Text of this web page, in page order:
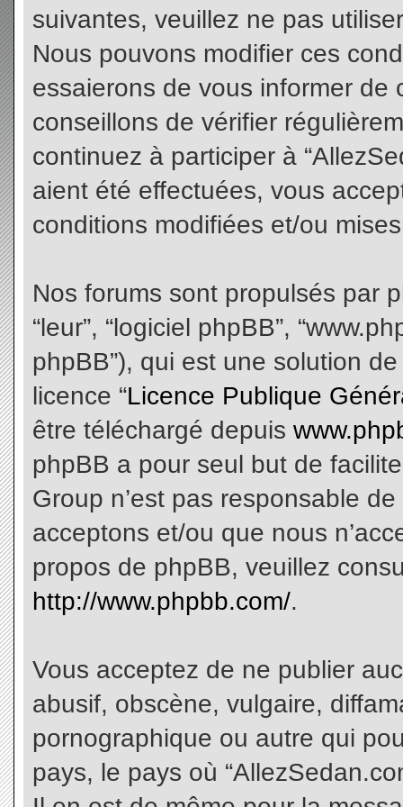
suivantes, veuillez ne pas
Nous pouvons modifier ces
essaierons de vous informer
conseillons de vérifier
continuez à participer à
aient été effectuées, vous
conditions modifiées et/ou
Nos forums sont propulsés par
“leur”, “logiciel phpBB”,
phpBB”), qui est une solution
licence “Licence Publique
être téléchargé depuis
phpBB a pour seul but de
Group n’est pas responsable
acceptons et/ou que nous
propos de phpBB, veuillez
http://www.phpbb.com/.
Vous acceptez de ne publier
abusif, obscène, vulgaire,
pornographique ou autre qui
pays, le pays où